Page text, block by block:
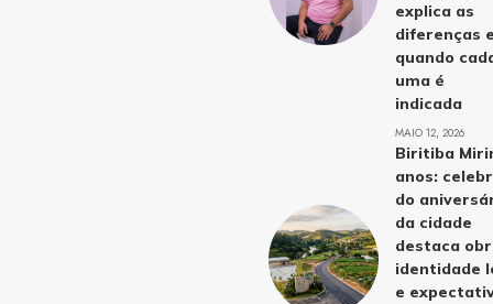
explica as
diferenças
quando
uma é
indicada
MAIO 12, 2026
Biritiba
anos:
do
da cidade
destaca
identidade
e